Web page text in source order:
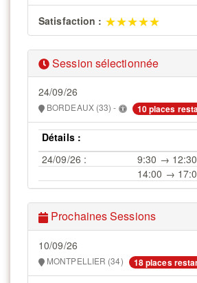
Satisfaction : ★★★★★
★★★★★
Session sélectionnée
24/09/26
BORDEAUX (33) - 10 places
Détails :
24/09/26 :
9:30 → 12:30
14:00 →
Prochaines Sessions
10/09/26
MONTPELLIER (34) 18 places